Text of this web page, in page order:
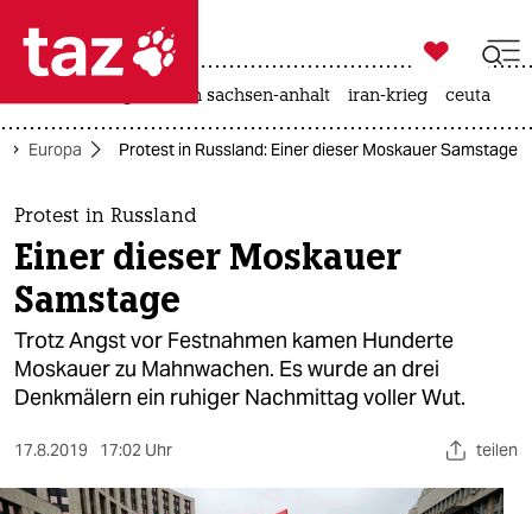
 taz zahl ich
taz zahl ich
themen
politik
öko
gesellschaft
sport

taz zahl ich
landtagswahl in sachsen-anhalt iran-krieg ceuta
Europa Protest in Russland: Einer dieser Moskauer Samstage
Protest in Russland
Einer dieser Moskauer
Samstage
Trotz Angst vor Festnahmen kamen Hunderte
Moskauer zu Mahnwachen. Es wurde an drei
Denkmälern ein ruhiger Nachmittag voller Wut.
17.8.2019 17:02 Uhr teilen